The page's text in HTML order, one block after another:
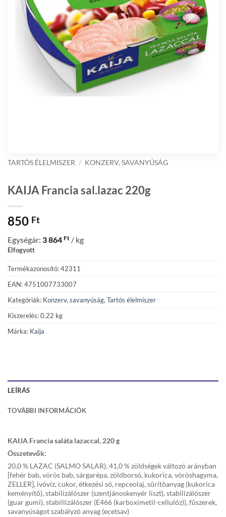
TARTÓS ÉLELMISZER / KONZERV, SAVANYÚSÁG
KAIJA Francia sal.lazac 220g
850 Ft
Egységár: 3 864 Ft / kg
Elfogyott
Termékazonosító: 42311
EAN: 4751007733007
Kategóriák: Konzerv, savanyúság, Tartós élelmiszer
Kiszerelés: 0.22 kg
Márka: Kaija
LEÍRÁS
TOVÁBBI INFORMÁCIÓK
KAIJA Francia saláta lazaccal, 220 g
Összetevők:
20,0 % LAZAC (SALMO SALAR), 41,0 % zöldségek változó arányban
[fehér bab, vörös bab, sárgarépa, zöldborsó, kukorica, vöröshagyma,
ZELLER], ivóvíz, cukor, étkezési só, repceolaj, sûrítõanyag (kukorica
keményítõ), stabilizálószer (szentjánoskenyér liszt), stabilizálószer
(guar gumi), stabillizálószer (E466 (karboximetil-cellulóz)), fûszerek,
savanyúságot szabályzó anyag (ecetsav)